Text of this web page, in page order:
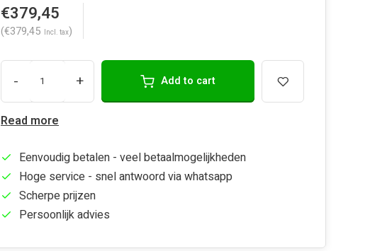
€379,45
(€379,45 Incl. tax)
- + Add to cart
Read more
Eenvoudig betalen - veel betaalmogelijkheden
Hoge service - snel antwoord via whatsapp
Scherpe prijzen
Persoonlijk advies